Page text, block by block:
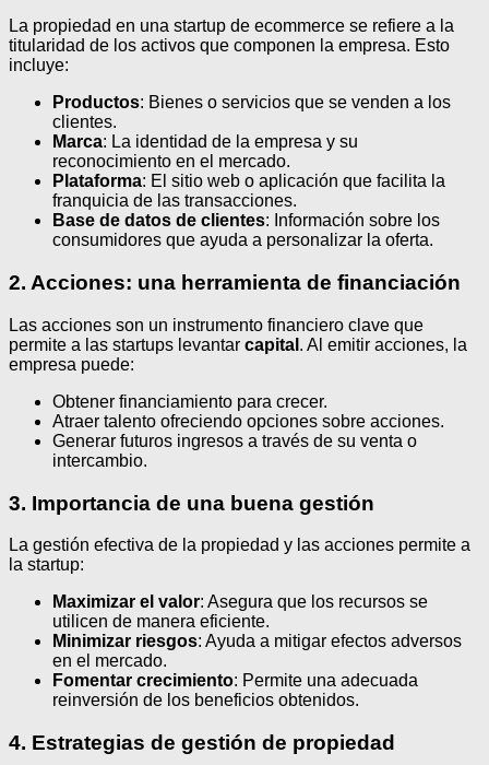
La propiedad en una startup de ecommerce se refiere a la
titularidad de los activos que componen la empresa. Esto
incluye:
Productos: Bienes o servicios que se venden a los
clientes.
Marca: La identidad de la empresa y su
reconocimiento en el mercado.
Plataforma: El sitio web o aplicación que facilita la
franquicia de las transacciones.
Base de datos de clientes: Información sobre los
consumidores que ayuda a personalizar la oferta.
2. Acciones: una herramienta de financiación
Las acciones son un instrumento financiero clave que
permite a las startups levantar capital . Al emitir acciones, la
empresa puede:
Obtener financiamiento para crecer.
Atraer talento ofreciendo opciones sobre acciones.
Generar futuros ingresos a través de su venta o
intercambio.
3. Importancia de una buena gestión
La gestión efectiva de la propiedad y las acciones permite a
la startup:
Maximizar el valor: Asegura que los recursos se
utilicen de manera eficiente.
Minimizar riesgos: Ayuda a mitigar efectos adversos
en el mercado.
Fomentar crecimiento: Permite una adecuada
reinversión de los beneficios obtenidos.
4. Estrategias de gestión de propiedad